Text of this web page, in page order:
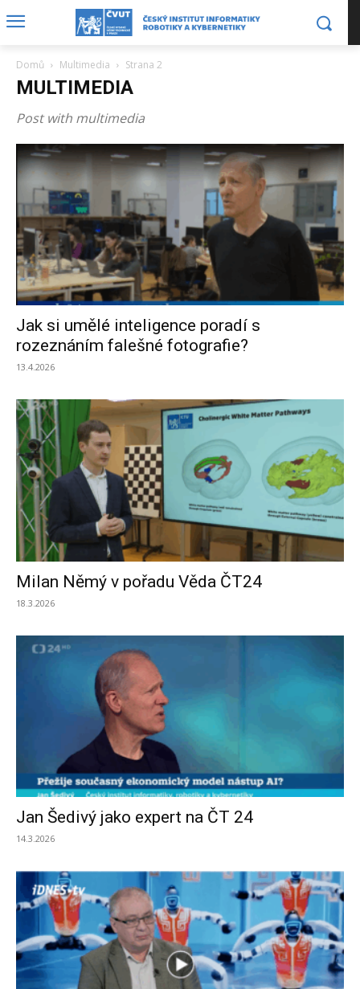
Domů Multimedia Strana 2
MULTIMEDIA
Post with multimedia
Jak si umělé inteligence poradí s
rozeznáním falešné fotografie?
13.4.2026
Milan Němý v pořadu Věda ČT24
18.3.2026
Jan Šedivý jako expert na ČT 24
14.3.2026